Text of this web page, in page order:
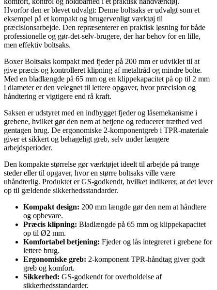
Hvorfor den er blevet udvalgt: Denne boltsaks er udvalgt som et
eksempel på et kompakt og brugervenligt værktøj til
præcisionsarbejde. Den repræsenterer en praktisk løsning for både
professionelle og gør-det-selv-brugere, der har behov for en lille,
men effektiv boltsaks.
Boxer Boltsaks kompakt med fjeder på 200 mm er udviklet til at
give præcis og kontrolleret klipning af metaltråd og mindre bolte.
Med en bladlængde på 65 mm og en klippekapacitet på op til 2 mm
i diameter er den velegnet til lettere opgaver, hvor præcision og
håndtering er vigtigere end rå kraft.
Saksen er udstyret med en indbygget fjeder og låsemekanisme i
grebene, hvilket gør den nem at betjene og reducerer træthed ved
gentagen brug. De ergonomiske 2-komponentgreb i TPR-materiale
giver et sikkert og behageligt greb, selv under længere
arbejdsperioder.
Den kompakte størrelse gør værktøjet ideelt til arbejde på trange
steder eller til opgaver, hvor en større boltsaks ville være
uhåndterlig. Produktet er GS-godkendt, hvilket indikerer, at det lever
op til gældende sikkerhedsstandarder.
Kompakt design: 200 mm længde gør den nem at håndtere
og opbevare.
Præcis klipning: Bladlængde på 65 mm og klippekapacitet
op til Ø2 mm.
Komfortabel betjening: Fjeder og lås integreret i grebene for
lettere brug.
Ergonomiske greb: 2-komponent TPR-håndtag giver godt
greb og komfort.
Sikkerhed: GS-godkendt for overholdelse af
sikkerhedsstandarder.